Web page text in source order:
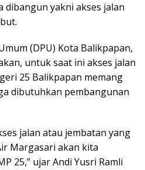
dibangun yakni akses jalan
(DPU) Kota Balikpapan,
untuk saat ini akses jalan
25 Balikpapan memang
dibutuhkan pembangunan
jalan atau jembatan yang
Margasari akan kita
25,” ujar Andi Yusri Ramli